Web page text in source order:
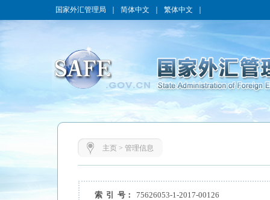
国家外汇管理局 简体中文 繁体中文
主页> 管理信息
索 引 号：
75626053-1-2017-00126